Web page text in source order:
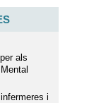
als
i